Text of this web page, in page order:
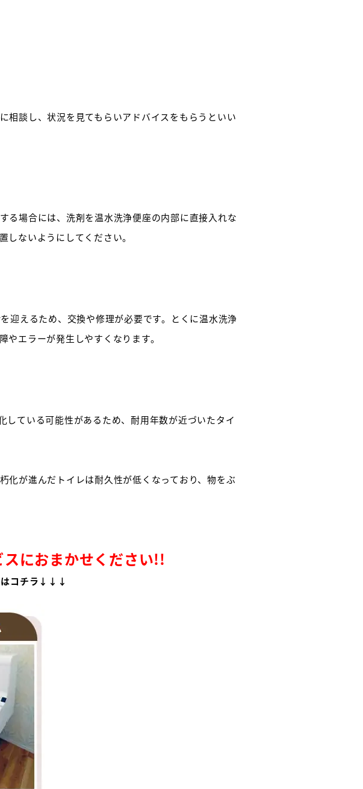
相談し、状況を見てもらいアドバイスをもらうといい
る場合には、洗剤を温水洗浄便座の内部に直接入れな
ないようにしてください。
迎えるため、交換や修理が必要です。とくに温水洗浄
エラーが発生しやすくなります。
ている可能性があるため、耐用年数が近づいたタイ
化が進んだトイレは耐久性が低くなっており、物をぶ
におまかせください!!
はコチラ↓↓↓